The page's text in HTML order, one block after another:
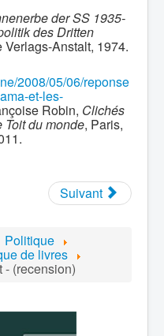
der SS 1935-
des Dritten
Verlags-Anstalt, 1974.
2008/05/06/reponse
et-les-
Robin, Clichés
Toit du monde, Paris,
Suivant
Politique
de livres
- (recension)